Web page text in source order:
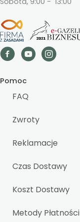
Pomoc
FAQ
Zwroty
Reklamacje
Czas Dostawy
Koszt Dostawy
Metody Płatności